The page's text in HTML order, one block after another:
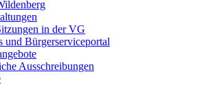
in der VG
und Bürgerserviceportal
Ausschreibungen